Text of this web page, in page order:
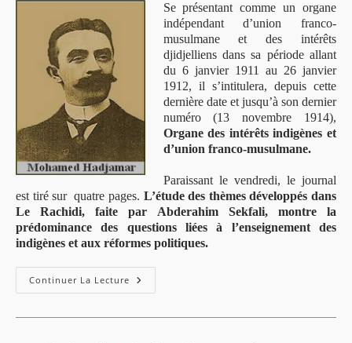
Se présentant comme un organe
indépendant d’union franco-
musulmane et des intérêts
djidjelliens dans sa période allant
du 6 janvier 1911 au 26 janvier
1912, il s’intitulera, depuis cette
dernière date et jusqu’à son dernier
numéro (13 novembre 1914),
Organe des intérêts indigènes et
d’union franco-musulmane.
Paraissant le vendredi, le journal
est tiré sur quatre pages. L’étude des thèmes développés dans
Le Rachidi, faite par Abderahim Sekfali, montre la
prédominance des questions liées à l’enseignement des
indigènes et aux réformes politiques.
Continuer La Lecture